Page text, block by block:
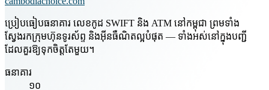
ប្រៀបធៀបធនាគារ លេខកូដ SWIFT និង ATM នៅកម្ពុជា ព្រមទាំង
ស្វែងរកក្រុមហ៊ុនទូរស័ព្ទ និងអ៊ីនធឺណិតល្អបំផុត — ទាំងអស់នៅក្នុងបញ្ជី
ដែលគួរឱ្យទុកចិត្តតែមួយ។
ធនាគារ
១០